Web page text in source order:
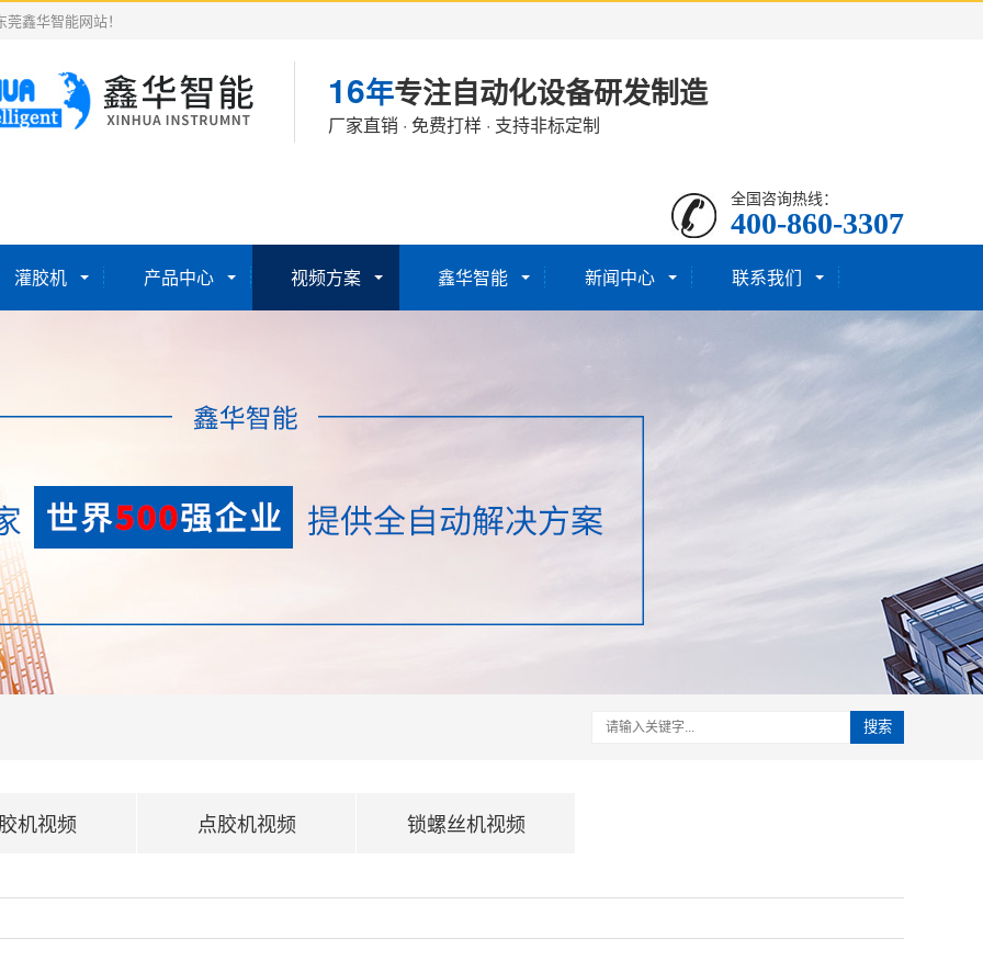
鑫华智能网站！
16年专注自动化设备研发制造
厂家直销 · 免费打样 · 支持非标定制
全国咨询热线：
400-860-3307
灌胶机 产品中心 视频方案 鑫华智能 新闻中心 联系我们
搜索
机视频 点胶机视频 锁螺丝机视频